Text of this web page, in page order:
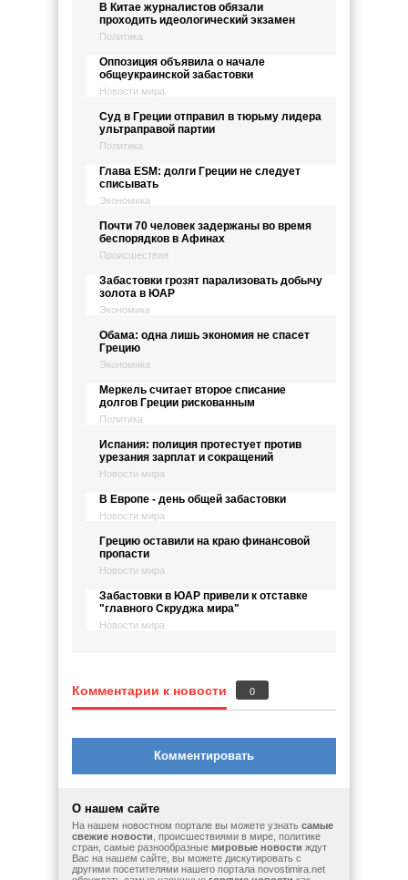
В Китае журналистов обязали
проходить идеологический экзамен
Политика
Оппозиция объявила о начале
общеукраинской забастовки
Новости мира
Суд в Греции отправил в тюрьму лидера
ультраправой партии
Политика
Глава ESM: долги Греции не следует
списывать
Экономика
Почти 70 человек задержаны во время
беспорядков в Афинах
Происшествия
Забастовки грозят парализовать добычу
золота в ЮАР
Экономика
Обама: одна лишь экономия не спасет
Грецию
Экономика
Меркель считает второе списание
долгов Греции рискованным
Политика
Испания: полиция протестует против
урезания зарплат и сокращений
Новости мира
В Европе - день общей забастовки
Новости мира
Грецию оставили на краю финансовой
пропасти
Новости мира
Забастовки в ЮАР привели к отставке
"главного Скруджа мира"
Новости мира
Комментарии к новости 0
Комментировать
О нашем сайте
На нашем новостном портале вы можете узнать самые
свежие новости , происшествиями в мире, политике
стран, самые разнообразные мировые новости ждут
Вас на нашем сайте, вы можете дискутировать с
другими посетителями нашего портала novostimira.net